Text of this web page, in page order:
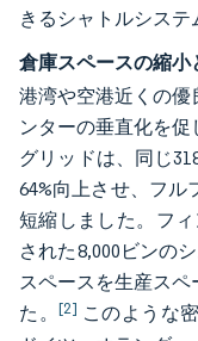
きるシャトルシステ
倉庫スペースの縮小
港湾や空港近くの
ンターの垂直化を
グリッドは、同じ
64%向上させ、フル
短縮しました。フ
された8,000ビンの
スペースを生産ス
た。[2] このような